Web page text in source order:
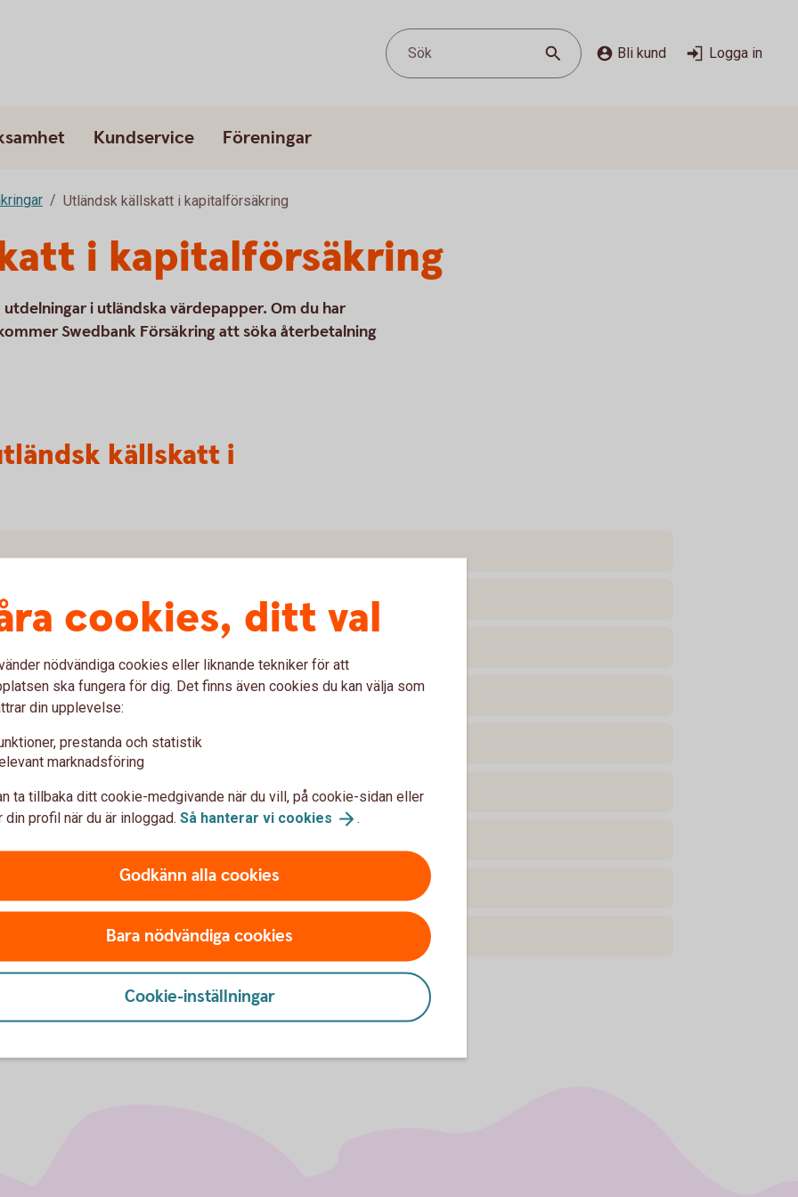
Sök Bli kund Logga in
Kundservice Föreningar
Utländsk källskatt i kapitalförsäkring
i kapitalförsäkring
i utländska värdepapper. Om du har
Swedbank Försäkring att söka återbetalning
källskatt i
gällande källskatten på min försäkring?
som jag får tillbaka?
jag ändå ta del av eventuell återbetalning av utländsk källskatt?
cookies, ditt val
nödvändiga cookies eller liknande tekniker för att
ska fungera för dig. Det finns även cookies du kan välja som
din upplevelse:
prestanda och statistik
marknadsföring
ta tillbaka ditt cookie-medgivande när du vill, på cookie-sidan eller
din profil när du är inloggad. Så hanterar vi cookies .
Godkänn alla cookies
Bara nödvändiga cookies
Cookie-inställningar